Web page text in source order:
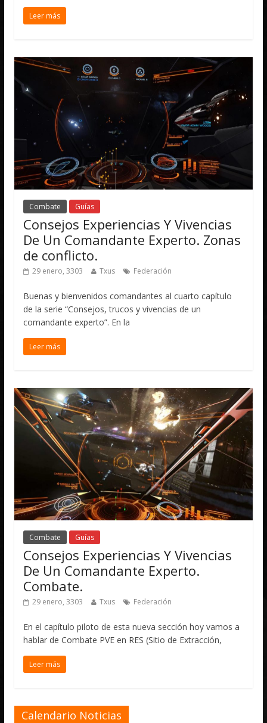
Leer más
Combate Guías
Consejos Experiencias Y Vivencias
De Un Comandante Experto. Zonas
de conflicto.
29 enero, 3303 Txus Federación
Buenas y bienvenidos comandantes al cuarto capítulo
de la serie “Consejos, trucos y vivencias de un
comandante experto”. En la
Leer más
Combate Guías
Consejos Experiencias Y Vivencias
De Un Comandante Experto.
Combate.
29 enero, 3303 Txus Federación
En el capítulo piloto de esta nueva sección hoy vamos a
hablar de Combate PVE en RES (Sitio de Extracción,
Leer más
Calendario Noticias